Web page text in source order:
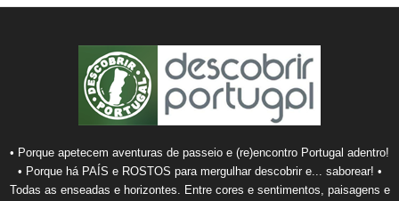
• Porque apetecem aventuras de passeio e (re)encontro Portugal adentro!
• Porque há PAÍS e ROSTOS para mergulhar descobrir e... saborear! •
Todas as enseadas e horizontes. Entre cores e sentimentos, paisagens e